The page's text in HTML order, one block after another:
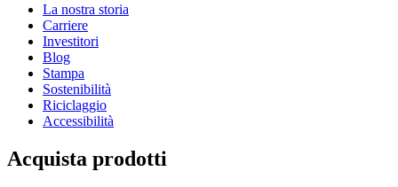
La nostra storia
Carriere
Investitori
Blog
Stampa
Sostenibilità
Riciclaggio
Accessibilità
Acquista prodotti